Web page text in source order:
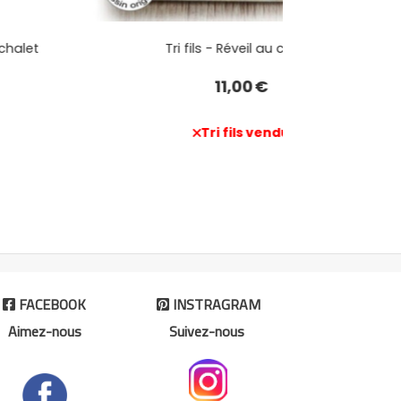
Tri fils - Réveil au chalet
Tri fils vendu
 FACEBOOK
Aimez-nous
INSTRAGRAM
Suivez-nous